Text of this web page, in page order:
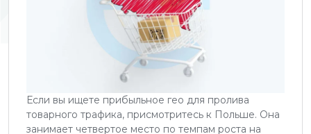
Если вы ищете прибыльное гео для пролива
товарного трафика, присмотритесь к Польше. Она
занимает четвертое место по темпам роста на